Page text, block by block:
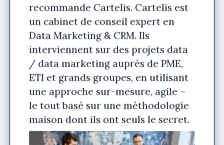
recommande Cartelis. Cartelis est
un cabinet de conseil expert en
Data Marketing & CRM. Ils
interviennent sur des projets data
/ data marketing auprès de PME,
ETI et grands groupes, en utilisant
une approche sur-mesure, agile –
le tout basé sur une méthodologie
maison dont ils ont seuls le secret.